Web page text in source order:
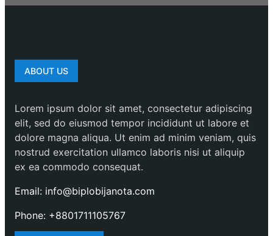
ABOUT US
Lorem ipsum dolor sit amet, consectetur adipiscing
elit, sed do eiusmod tempor incididunt ut labore et
dolore magna aliqua. Ut enim ad minim veniam, quis
nostrud exercitation ullamco laboris nisi ut aliquip
ex ea commodo consequat.
Email: info@biplobijanota.com
Phone: +8801711105767